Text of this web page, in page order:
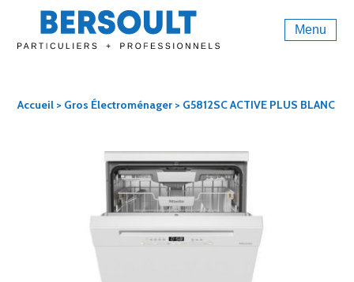
Menu
Accueil > Gros Électroménager > G5812SC ACTIVE PLUS BLANC